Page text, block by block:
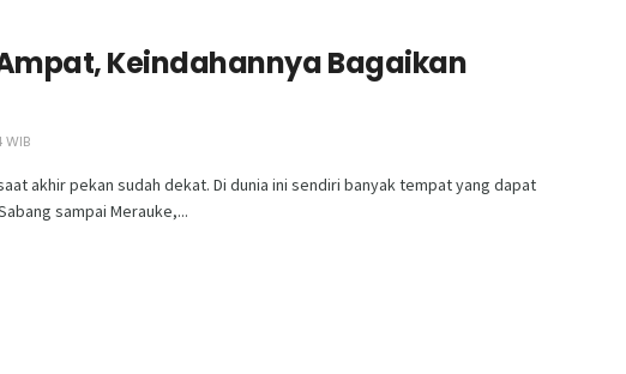
Keindahannya Bagaikan
WIB
akhir pekan sudah dekat. Di dunia ini sendiri banyak tempat yang dapat
sampai Merauke,...